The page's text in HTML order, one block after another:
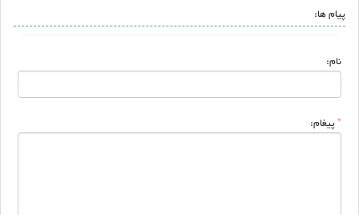
پیام ها:
نام:
*پیغام: